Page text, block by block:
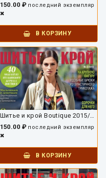
150.00 ₽ последний экземпляр
В КОРЗИНУ
150.00 ₽ последний экземпляр
В КОРЗИНУ